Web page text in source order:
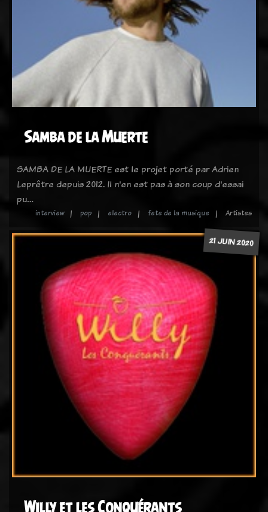
Samba de la Muerte
SAMBA DE LA MUERTE est le projet porté par Adrien
Leprêtre depuis 2012. Il n'en est pas à son coup d'essai
pu…
interview pop electro fete de la musique Artistes
21 JUIN 2020
Willy et les Conquérants